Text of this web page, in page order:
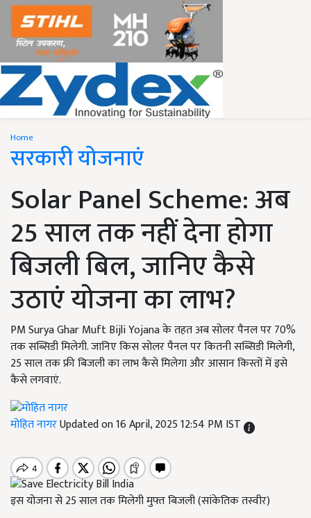
Home
सरकारी योजनाएं
Solar Panel Scheme: अब
25 साल तक नहीं देना होगा
बिजली बिल, जानिए कैसे
उठाएं योजना का लाभ?
PM Surya Ghar Muft Bijli Yojana के तहत अब सोलर पैनल पर 70%
तक सब्सिडी मिलेगी. जानिए किस सोलर पैनल पर कितनी सब्सिडी मिलेगी,
25 साल तक फ्री बिजली का लाभ कैसे मिलेगा और आसान किस्तों में इसे
कैसे लगवाएं.
मोहित नागरUpdated on 16 April, 2025 12:54 PM IST
इस योजना से 25 साल तक मिलेगी मुफ्त बिजली (सांकेतिक तस्वीर)